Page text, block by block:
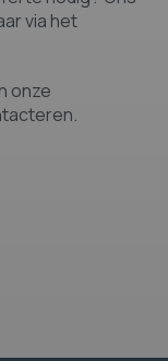
via het
onze